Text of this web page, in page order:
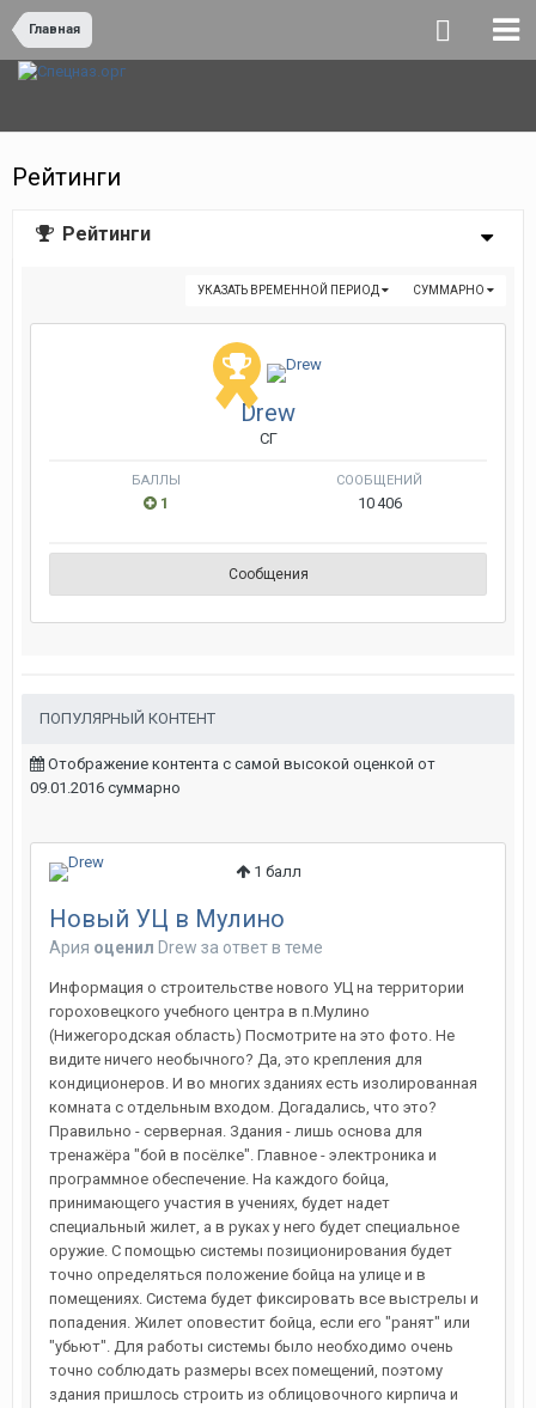
Главная
Рейтинги
Рейтинги
СУММАРНО
УКАЗАТЬ ВРЕМЕННОЙ ПЕРИОД
Drew
СГ
БАЛЛЫ
1
СООБЩЕНИЙ
10 406
Сообщения
ПОПУЛЯРНЫЙ КОНТЕНТ
Отображение контента с самой высокой оценкой от
09.01.2016 суммарно
1 балл
Новый УЦ в Мулино
Ария оценил Drew за ответ в теме
Информация о строительстве нового УЦ на территории
гороховецкого учебного центра в п.Мулино
(Нижегородская область) Посмотрите на это фото. Не
видите ничего необычного? Да, это крепления для
кондиционеров. И во многих зданиях есть изолированная
комната с отдельным входом. Догадались, что это?
Правильно - серверная. Здания - лишь основа для
тренажёра "бой в посёлке". Главное - электроника и
программное обеспечение. На каждого бойца,
принимающего участия в учениях, будет надет
специальный жилет, а в руках у него будет специальное
оружие. С помощью системы позиционирования будет
точно определяться положение бойца на улице и в
помещениях. Система будет фиксировать все выстрелы и
попадения. Жилет оповестит бойца, если его "ранят" или
"убьют". Для работы системы было необходимо очень
точно соблюдать размеры всех помещений, поэтому
здания пришлось строить из облицовочного кирпича и